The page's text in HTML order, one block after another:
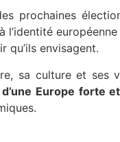
prochaines
qu’ils envisagent.
sa culture et
Europe forte